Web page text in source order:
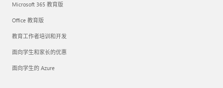
Microsoft 365 教育版
Office 教育版
教育工作者培训和开发
面向学生和家长的优惠
面向学生的 Azure